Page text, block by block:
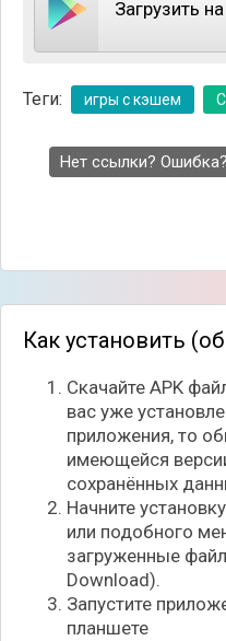
этого в большинстве
боец атакует или
поочерёдно, а вам
специальные навыки.
найти пару, так
эффективность в бою.
Загрузить
Теги: игры с кэшем
Нет ссылки? Ошибка?
Как установить
Скачайте APK
вас уже
приложения, то
имеющейся
сохранённых
Начните
или подобного
загруженные
Download).
Запустите
планшете